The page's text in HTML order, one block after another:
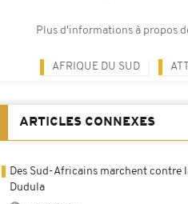
Plus d'informations à propos
AFRIQUE DU SUD
ARTICLES CONNEXES
Des Sud-Africains marchent contre
Dudula